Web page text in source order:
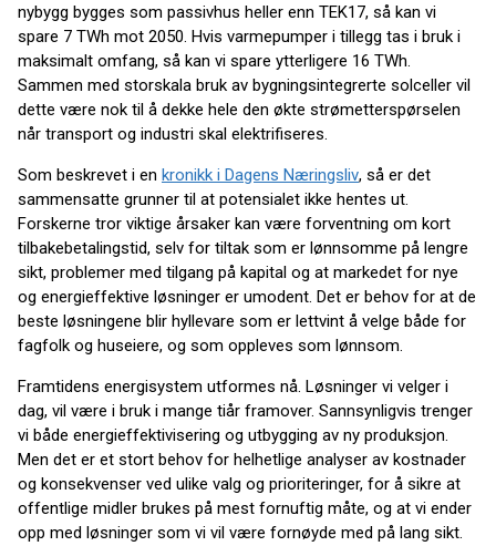
nybygg bygges som passivhus heller enn TEK17, så kan vi
spare 7 TWh mot 2050. Hvis varmepumper i tillegg tas i bruk i
maksimalt omfang, så kan vi spare ytterligere 16 TWh.
Sammen med storskala bruk av bygningsintegrerte solceller vil
dette være nok til å dekke hele den økte strømetterspørselen
når transport og industri skal elektrifiseres.
Som beskrevet i en kronikk i Dagens Næringsliv, så er det
sammensatte grunner til at potensialet ikke hentes ut.
Forskerne tror viktige årsaker kan være forventning om kort
tilbakebetalingstid, selv for tiltak som er lønnsomme på lengre
sikt, problemer med tilgang på kapital og at markedet for nye
og energieffektive løsninger er umodent. Det er behov for at de
beste løsningene blir hyllevare som er lettvint å velge både for
fagfolk og huseiere, og som oppleves som lønnsom.
Framtidens energisystem utformes nå. Løsninger vi velger i
dag, vil være i bruk i mange tiår framover. Sannsynligvis trenger
vi både energieffektivisering og utbygging av ny produksjon.
Men det er et stort behov for helhetlige analyser av kostnader
og konsekvenser ved ulike valg og prioriteringer, for å sikre at
offentlige midler brukes på mest fornuftig måte, og at vi ender
opp med løsninger som vi vil være fornøyde med på lang sikt.